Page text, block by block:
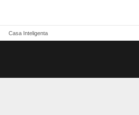
Casa Inteligenta